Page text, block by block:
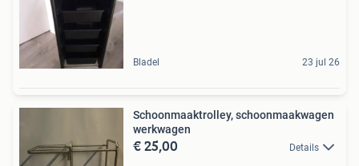
Bladel 23 jul 26
Schoonmaaktrolley, schoonmaakwagen
werkwagen
€ 25,00 Details